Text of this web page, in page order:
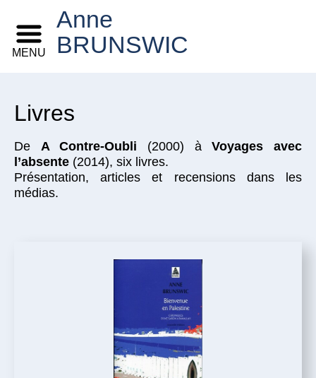
Anne
BRUNSWIC
MENU
Livres
De A Contre-Oubli (2000) àVoyages avec
l’absente (2014), six livres.
Présentation, articles et recensions dans les
médias.